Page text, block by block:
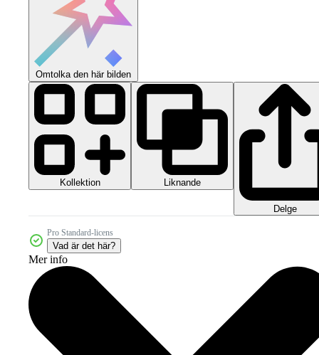
Omtolka den här bilden
Kollektion Liknande
Delge
Pro Standard-licens
Vad är det här?
Mer info